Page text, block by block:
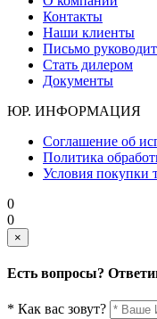
Контакты
Наши клиенты
Письмо
Стать дилером
Документы
ЮР. ИНФОРМАЦИЯ
Соглашение об
Политика
Условия покупки
0
0
×
Есть вопросы?
* Как вас зовут?